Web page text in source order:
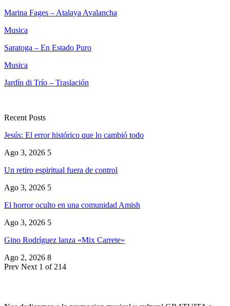
Marina Fages – Atalaya Avalancha
Musica
Saratoga – En Estado Puro
Musica
Jardín di Trío – Traslación
Recent Posts
Jesús: El error histórico que lo cambió todo
Ago 3, 2026 5
Un retiro espiritual fuera de control
Ago 3, 2026 5
El horror oculto en una comunidad Amish
Ago 3, 2026 5
Gino Rodríguez lanza «Mix Carrete»
Ago 2, 2026 8
Prev Next 1 of 214